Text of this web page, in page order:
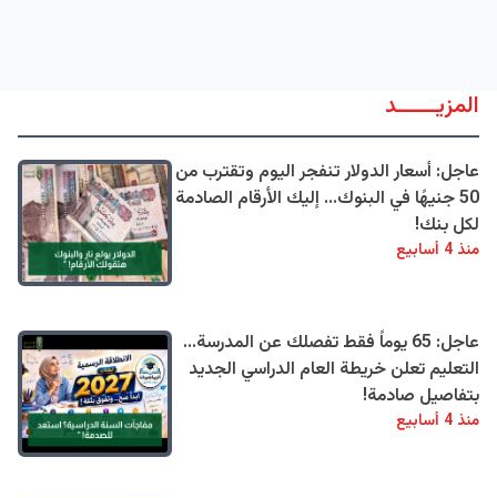
المزيــــــد
عاجل: أسعار الدولار تنفجر اليوم وتقترب من
50 جنيهًا في البنوك... إليك الأرقام الصادمة
لكل بنك!
منذ 4 أسابيع
عاجل: 65 يوماً فقط تفصلك عن المدرسة...
التعليم تعلن خريطة العام الدراسي الجديد
بتفاصيل صادمة!
منذ 4 أسابيع